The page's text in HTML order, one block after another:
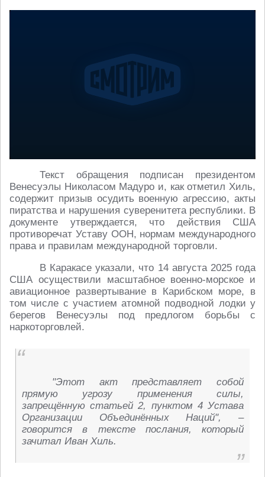
Текст обращения подписан президентом
Венесуэлы Николасом Мадуро и, как отметил Хиль,
содержит призыв осудить военную агрессию, акты
пиратства и нарушения суверенитета республики. В
документе утверждается, что действия США
противоречат Уставу ООН, нормам международного
права и правилам международной торговли.
В Каракасе указали, что 14 августа 2025 года
США осуществили масштабное военно-морское и
авиационное развертывание в Карибском море, в
том числе с участием атомной подводной лодки у
берегов Венесуэлы под предлогом борьбы с
наркоторговлей.
"Этот акт представляет собой
прямую угрозу применения силы,
запрещённую статьей 2, пунктом 4 Устава
Организации Объединённых Наций", –
говорится в тексте послания, который
зачитал Иван Хиль.